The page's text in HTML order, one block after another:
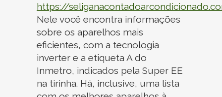
https://
Nele você encontra informações
sobre os aparelhos mais
eficientes, com a tecnologia
inverter e a etiqueta A do
Inmetro, indicados pela Super EE
na tirinha. Há, inclusive, uma lista